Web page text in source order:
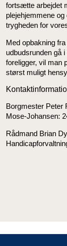
fortsætte arbejdet
plejehjemmene
trygheden for
Med opbakning
udbudsrunden gå
foreligger, vil man
størst muligt
Borgmester Peter
Mose-Johansen:
Rådmand Brian